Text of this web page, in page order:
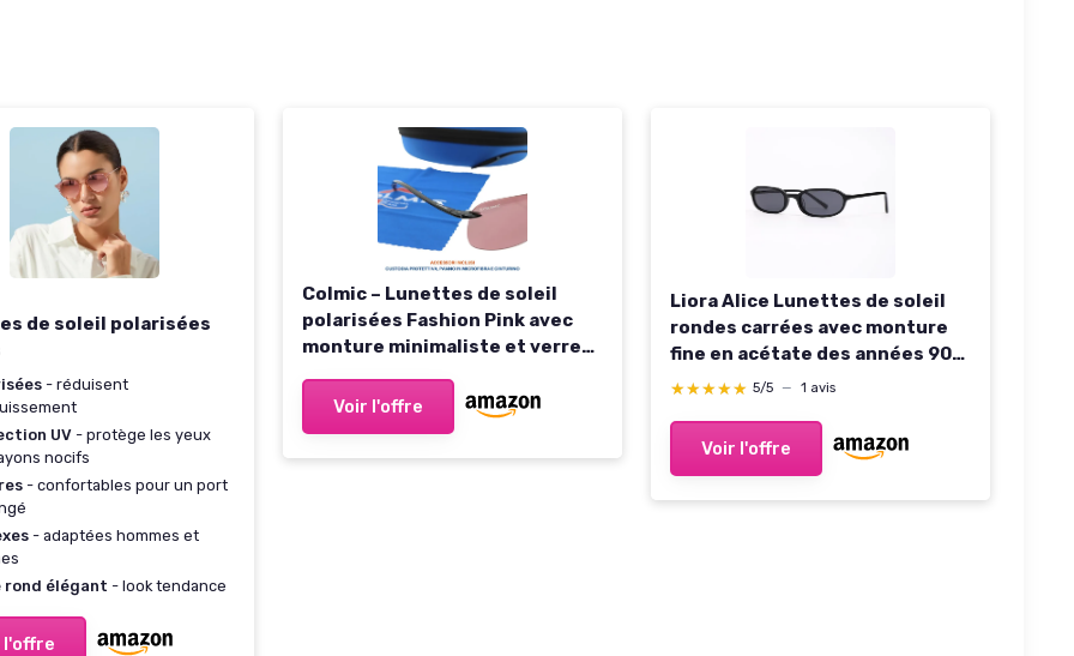
de soleil polarisées
- réduisent
UV - protège les yeux
nocifs
- confortables pour un port
- adaptées hommes et
rond élégant - look tendance
l'offre
Colmic – Lunettes de soleil
polarisées Fashion Pink avec
monture minimaliste et verres
Modèle unisexe pour la pêche,
l’outdoor et les loisirs – Produit
Voir l'offre
Liora Alice Lunettes de soleil
rondes carrées avec monture
fine en acétate des années 90
Style rétro minimaliste Unisexe
Protection UVA/UVB Noir
★★★★★
★★★★★ 5/5 — 1 avis
Voir l'offre